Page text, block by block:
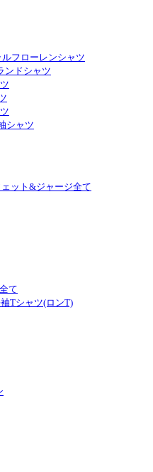
ルフローレンシャツ
ンドシャツ
シャツ
ェット&ジャージ全て
て
Tシャツ(ロンT)